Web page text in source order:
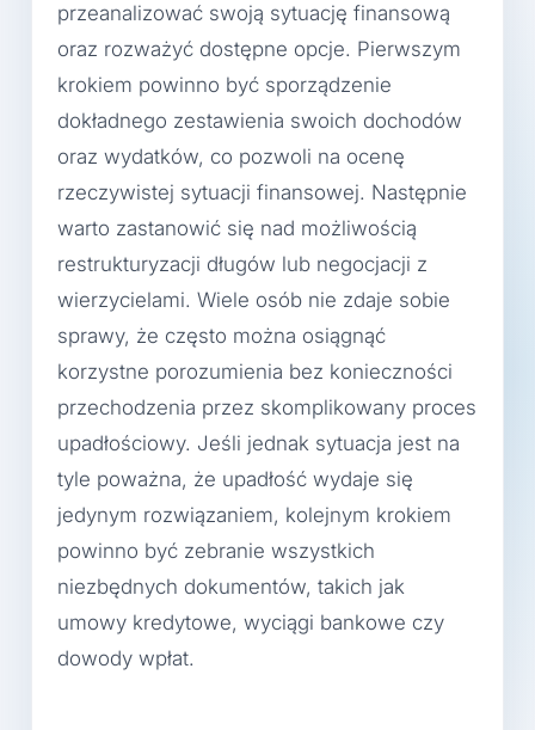
przeanalizować swoją sytuację finansową
oraz rozważyć dostępne opcje. Pierwszym
krokiem powinno być sporządzenie
dokładnego zestawienia swoich dochodów
oraz wydatków, co pozwoli na ocenę
rzeczywistej sytuacji finansowej. Następnie
warto zastanowić się nad możliwością
restrukturyzacji długów lub negocjacji z
wierzycielami. Wiele osób nie zdaje sobie
sprawy, że często można osiągnąć
korzystne porozumienia bez konieczności
przechodzenia przez skomplikowany proces
upadłościowy. Jeśli jednak sytuacja jest na
tyle poważna, że upadłość wydaje się
jedynym rozwiązaniem, kolejnym krokiem
powinno być zebranie wszystkich
niezbędnych dokumentów, takich jak
umowy kredytowe, wyciągi bankowe czy
dowody wpłat.